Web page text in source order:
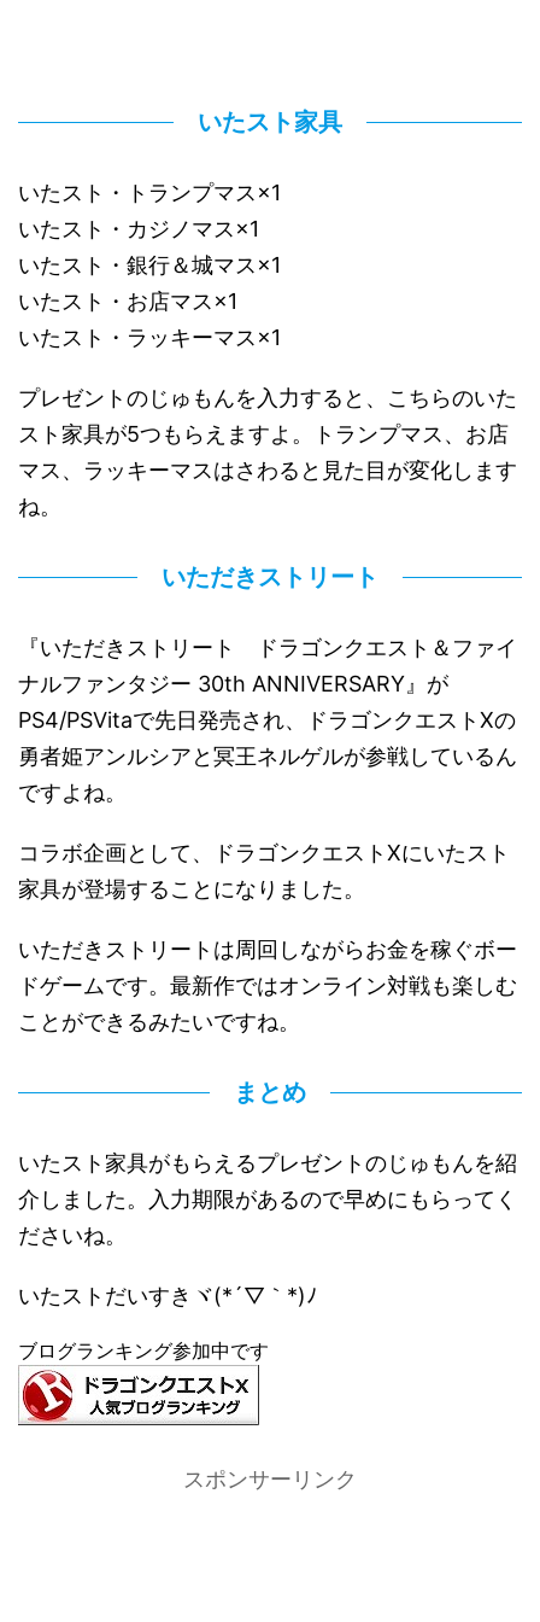
いたスト家具
いたスト・トランプマス×1
いたスト・カジノマス×1
いたスト・銀行＆城マス×1
いたスト・お店マス×1
いたスト・ラッキーマス×1
プレゼントのじゅもんを入力すると、こちらのいた
スト家具が5つもらえますよ。トランプマス、お店
マス、ラッキーマスはさわると見た目が変化します
ね。
いただきストリート
『いただきストリート ドラゴンクエスト＆ファイ
ナルファンタジー 30th ANNIVERSARY』が
PS4/PSVitaで先日発売され、ドラゴンクエストXの
勇者姫アンルシアと冥王ネルゲルが参戦しているん
ですよね。
コラボ企画として、ドラゴンクエストXにいたスト
家具が登場することになりました。
いただきストリートは周回しながらお金を稼ぐボー
ドゲームです。最新作ではオンライン対戦も楽しむ
ことができるみたいですね。
まとめ
いたスト家具がもらえるプレゼントのじゅもんを紹
介しました。入力期限があるので早めにもらってく
ださいね。
いたストだいすきヾ(*´▽｀*)ﾉ
ブログランキング参加中です
スポンサーリンク